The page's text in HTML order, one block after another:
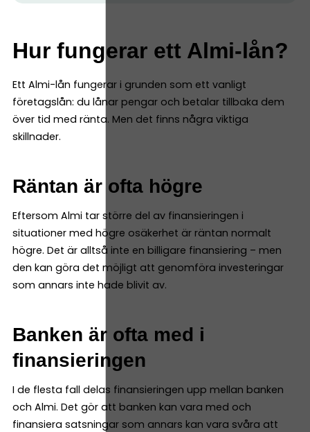
Hur fungerar ett Almi-lån?
Ett Almi-lån fungerar i grunden som ett vanligt
företagslån: du lånar pengar och betalar tillbaka dem
över tid med ränta. Men det finns några viktiga
skillnader.
Räntan är ofta högre
Eftersom Almi tar större del av finansieringen i
situationer med högre osäkerhet är räntan normalt
högre. Det är alltså inte en billigare finansiering – men
den kan göra det möjligt att genomföra investeringar
som annars inte hade blivit av.
Banken är ofta med i
finansieringen
I de flesta fall delas finansieringen upp mellan banken
och Almi. Det gör att banken kan vara med och
finansiera satsningar som annars kan vara svåra att